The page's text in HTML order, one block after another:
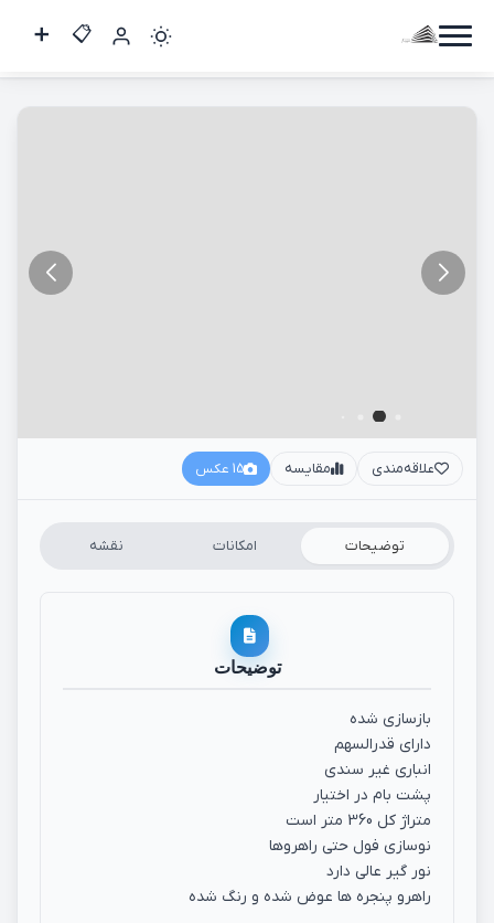
سه خواب 130 متر / پلیس
علاقه‌مندی مقایسه 15 عکس
توضیحات امکانات نقشه
توضیحات
بازسازی شده
دارای قدرالسهم
انباری غیر سندی
پشت بام در اختیار
متراژ کل 360 متر است
نوسازی فول حتی راهروها
نور گیر عالی دارد
راهرو پنجره ها عوض شده و رنگ شده
حساب